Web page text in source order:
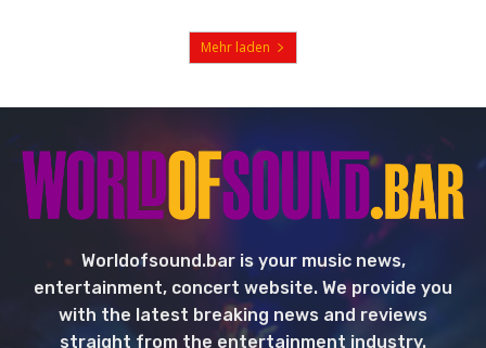
Mehr laden
Worldofsound.bar is your music news,
entertainment, concert website. We provide you
with the latest breaking news and reviews
straight from the entertainment industry.